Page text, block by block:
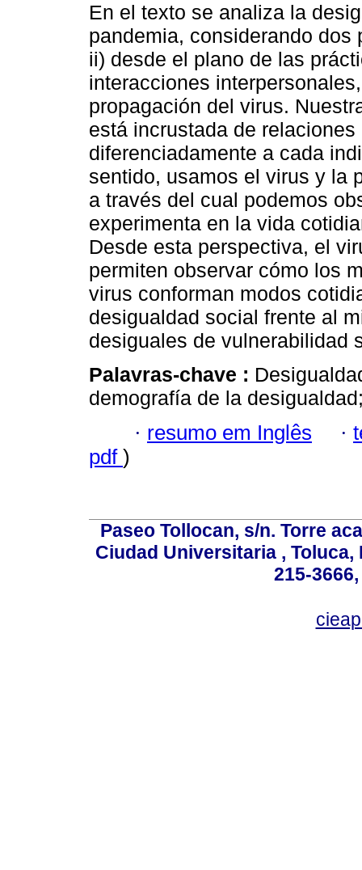
En el texto se analiza la
pandemia, considerando
ii) desde el plano de las
interacciones
propagación del virus.
está incrustada de
diferenciadamente a cada
sentido, usamos el virus y la
a través del cual podemos
experimenta en la vida
Desde esta perspectiva, el
permiten observar cómo los
virus conforman modos
desigualdad social frente al
desiguales de vulnerabilidad
Palavras-chave :
demografía de la
· resumo em Inglês ·
pdf )
Paseo Tollocan, s/n. Torre
Ciudad Universitaria , Toluca,
215-